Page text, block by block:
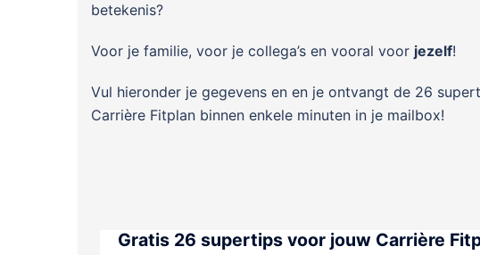
betekenis?
Voor je familie, voor je collega’s en vooral voor jezelf!
Vul hieronder je gegevens en en je ontvangt de 26
Carrière Fitplan binnen enkele minuten in je mailbox!
Gratis 26 supertips voor jouw Carrière